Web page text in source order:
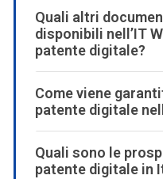
Quali altri
disponibili nell’IT
patente digitale?
Come viene
patente digitale
Quali sono le
patente digitale in